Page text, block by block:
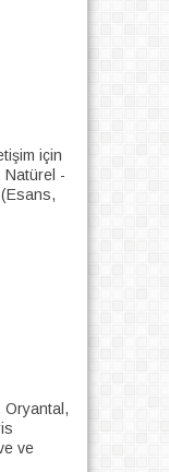
için
Natürel -
ve